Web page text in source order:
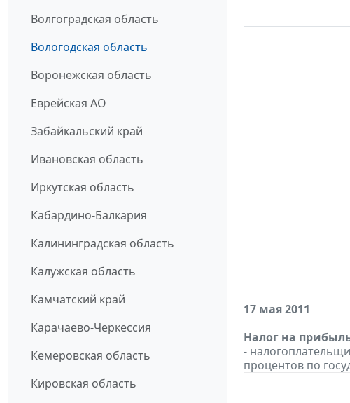
Волгоградская область
Вологодская область
Воронежская область
Еврейская АО
Забайкальский край
Ивановская область
Иркутская область
Кабардино-Балкария
Калининградская область
Калужская область
Камчатский край
Карачаево-Черкессия
Кемеровская область
Кировская область
17 мая 2011
Налог на
-
процентов по